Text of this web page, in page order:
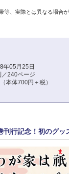
等、実際とは異なる場合が
年05月25日
240ページ
本体700円＋税）
刊行記念！初のグッ